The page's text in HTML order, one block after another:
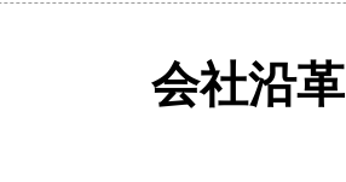
会社沿革